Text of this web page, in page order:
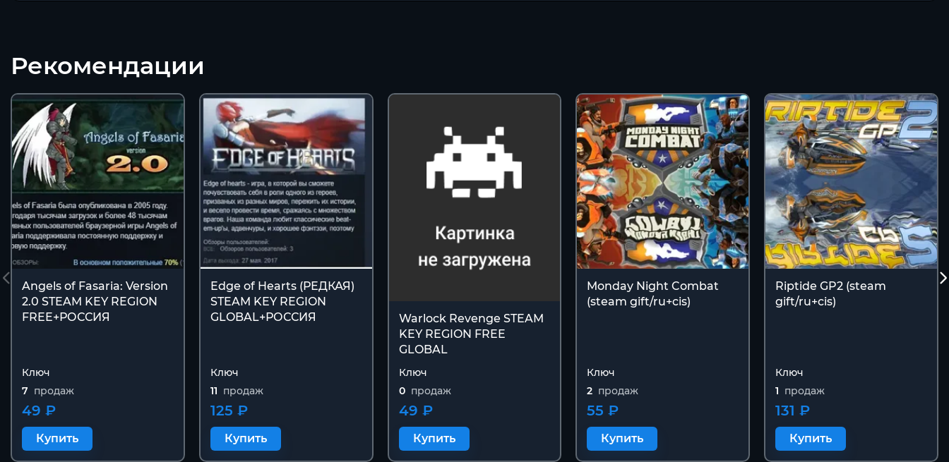
Рекомендации
Angels of Fasaria: Version
2.0 STEAM KEY REGION
FREE+РОССИЯ
Ключ
7 продаж
49 ₽
Купить
Edge of Hearts (РЕДКАЯ)
STEAM KEY REGION
GLOBAL+РОССИЯ
Ключ
11 продаж
125 ₽
Купить
Warlock Revenge STEAM
KEY REGION FREE
GLOBAL
Ключ
0 продаж
49 ₽
Купить
Monday Night Combat
(steam gift/ru+cis)
Ключ
2 продаж
55 ₽
Купить
Riptide GP2 (steam
gift/ru+cis)
Ключ
1 продаж
131 ₽
Купить